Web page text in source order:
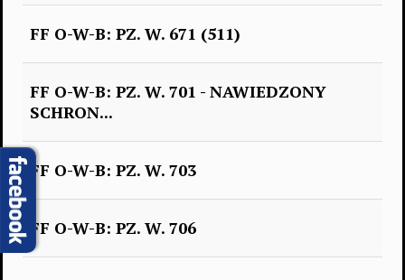
FF O-W-B: PZ. W. 671 (511)
FF O-W-B: PZ. W. 701 - NAWIEDZONY
SCHRON...
FF O-W-B: PZ. W. 703
FF O-W-B: PZ. W. 706